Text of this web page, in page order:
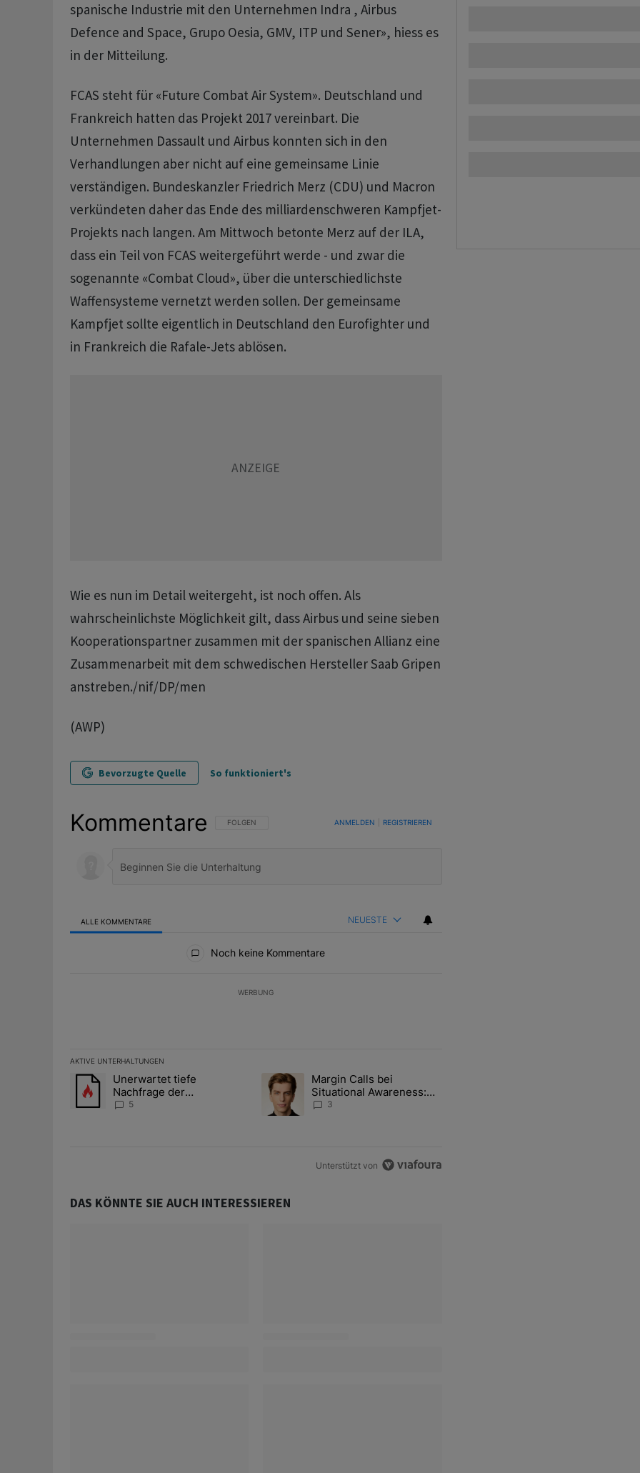
spanische Industrie mit den Unternehmen Indra , Airbus
Defence and Space, Grupo Oesia, GMV, ITP und Sener», hiess es
in der Mitteilung.
FCAS steht für «Future Combat Air System». Deutschland und
Frankreich hatten das Projekt 2017 vereinbart. Die
Unternehmen Dassault und Airbus konnten sich in den
Verhandlungen aber nicht auf eine gemeinsame Linie
verständigen. Bundeskanzler Friedrich Merz (CDU) und Macron
verkündeten daher das Ende des milliardenschweren Kampfjet-
Projekts nach langen. Am Mittwoch betonte Merz auf der ILA,
dass ein Teil von FCAS weitergeführt werde - und zwar die
sogenannte «Combat Cloud», über die unterschiedlichste
Waffensysteme vernetzt werden sollen. Der gemeinsame
Kampfjet sollte eigentlich in Deutschland den Eurofighter und
in Frankreich die Rafale-Jets ablösen.
Wie es nun im Detail weitergeht, ist noch offen. Als
wahrscheinlichste Möglichkeit gilt, dass Airbus und seine sieben
Kooperationspartner zusammen mit der spanischen Allianz eine
Zusammenarbeit mit dem schwedischen Hersteller Saab Gripen
anstreben./nif/DP/men
(AWP)
Bevorzugte Quelle So funktioniert's
Kommentare FOLGE DIESER UNTERHALTUNG, UM BENACHRICHTIGT ZU WERDEN, WENN NEUE KOMMENTARE VERÖFFENTLICHT
FOLGEN ANMELDEN REGISTRIEREN
ALLE KOMMENTARE NEUESTE
Noch keine Kommentare
WERBUNG
AKTIVE UNTERHALTUNGEN
Das Folgende ist eine Liste der am meisten kommentierten Artikel der letzten 7 days.
Ein Trendartikel mit dem Titel "Unerwartet tiefe Nachfrage der Zentralbanken könnte Goldpreis weiter belasten" mit 5
Unerwartet tiefe
Nachfrage der
Zentralbanken könnte
5
Ein Trendartikel mit dem Titel "Margin Calls bei Situational Awareness: Alles
Margin Calls bei
Situational Awareness:
Alles über den Retter-
3
Unterstützt von
DAS KÖNNTE SIE AUCH INTERESSIEREN